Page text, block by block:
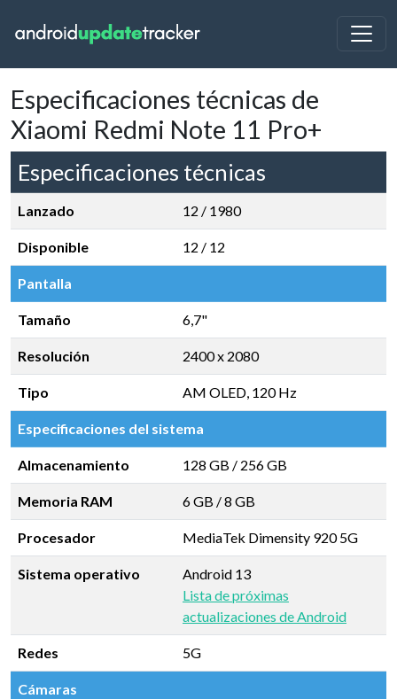
Especificaciones técnicas de
Xiaomi Redmi Note 11 Pro+
Especificaciones técnicas
Lanzado 12 / 1980
Disponible 12 / 12
Pantalla
Tamaño 6,7"
Resolución 2400 x 2080
Tipo AM OLED, 120 Hz
Especificaciones del sistema
Almacenamiento 128 GB / 256 GB
Memoria RAM 6 GB /8 GB
Procesador MediaTek Dimensity 920 5G
Sistema operativo
Android 13
Lista de próximas
actualizaciones de Android
Redes 5G
Cámaras